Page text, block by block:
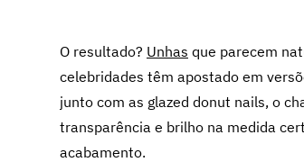
O resultado? Unhas que parecem
celebridades têm apostado em
junto com as glazed donut nails, o
transparência e brilho na medida
acabamento.